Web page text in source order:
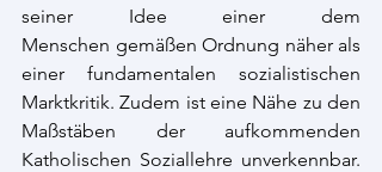
seiner Idee einer dem
Menschen gemäßen Ordnung näher als
einer fundamentalen sozialistischen
Marktkritik. Zudem ist eine Nähe zu den
Maßstäben der aufkommenden
Katholischen Soziallehre unverkennbar.